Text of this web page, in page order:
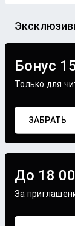
Бонус
Только для
ЗАБРАТЬ
До 18
За